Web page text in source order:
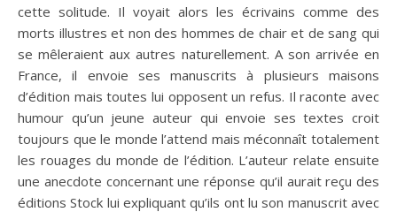
cette solitude. Il voyait alors les écrivains comme des
morts illustres et non des hommes de chair et de sang qui
se mêleraient aux autres naturellement. A son arrivée en
France, il envoie ses manuscrits à plusieurs maisons
d’édition mais toutes lui opposent un refus. Il raconte avec
humour qu’un jeune auteur qui envoie ses textes croit
toujours que le monde l’attend mais méconnaît totalement
les rouages du monde de l’édition. L’auteur relate ensuite
une anecdote concernant une réponse qu’il aurait reçu des
éditions Stock lui expliquant qu’ils ont lu son manuscrit avec